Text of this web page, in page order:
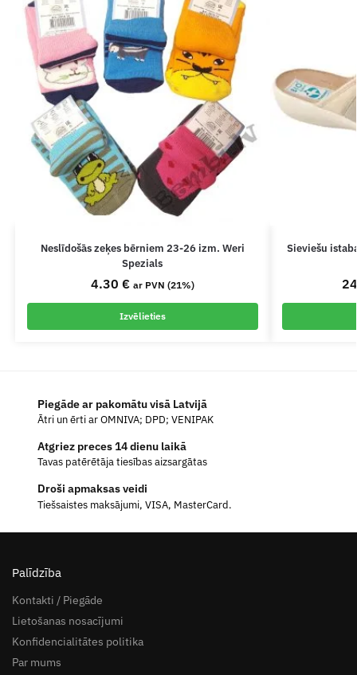
Neslīdošās zeķes bērniem 23-26 izm. Weri
Spezials
4.30 € ar PVN (21%)
Izvēlieties
Sieviešu
Piegāde ar pakomātu visā Latvijā
Ātri un ērti ar OMNIVA; DPD; VENIPAK
Atgriez preces 14 dienu laikā
Tavas patērētāja tiesības aizsargātas
Droši apmaksas veidi
Tiešsaistes maksājumi, VISA, MasterCard.
Palīdzība
Kontakti / Piegāde
Lietošanas nosacījumi
Konfidencialitātes politika
Par mums